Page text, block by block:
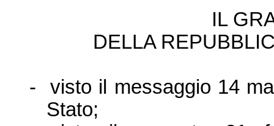
IL
DELLA
-
visto il messaggio 14
Stato;